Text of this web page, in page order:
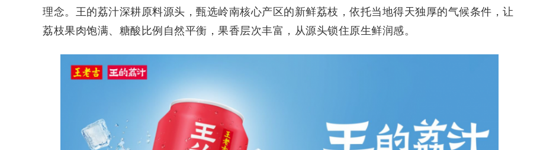
理念。王的荔汁深耕原料源头，甄选岭南核心产区的新鲜荔枝，依托当地得天独厚的气候条件，让
荔枝果肉饱满、糖酸比例自然平衡，果香层次丰富，从源头锁住原生鲜润感。